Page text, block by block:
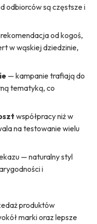
odbiorców są częstsze i
od kogoś,
w wąskiej dziedzinie,
— kampanie trafiają do
tematyką, co
współpracy niż w
na testowanie wielu
— naturalny styl
i
produktów
marki oraz lepsze